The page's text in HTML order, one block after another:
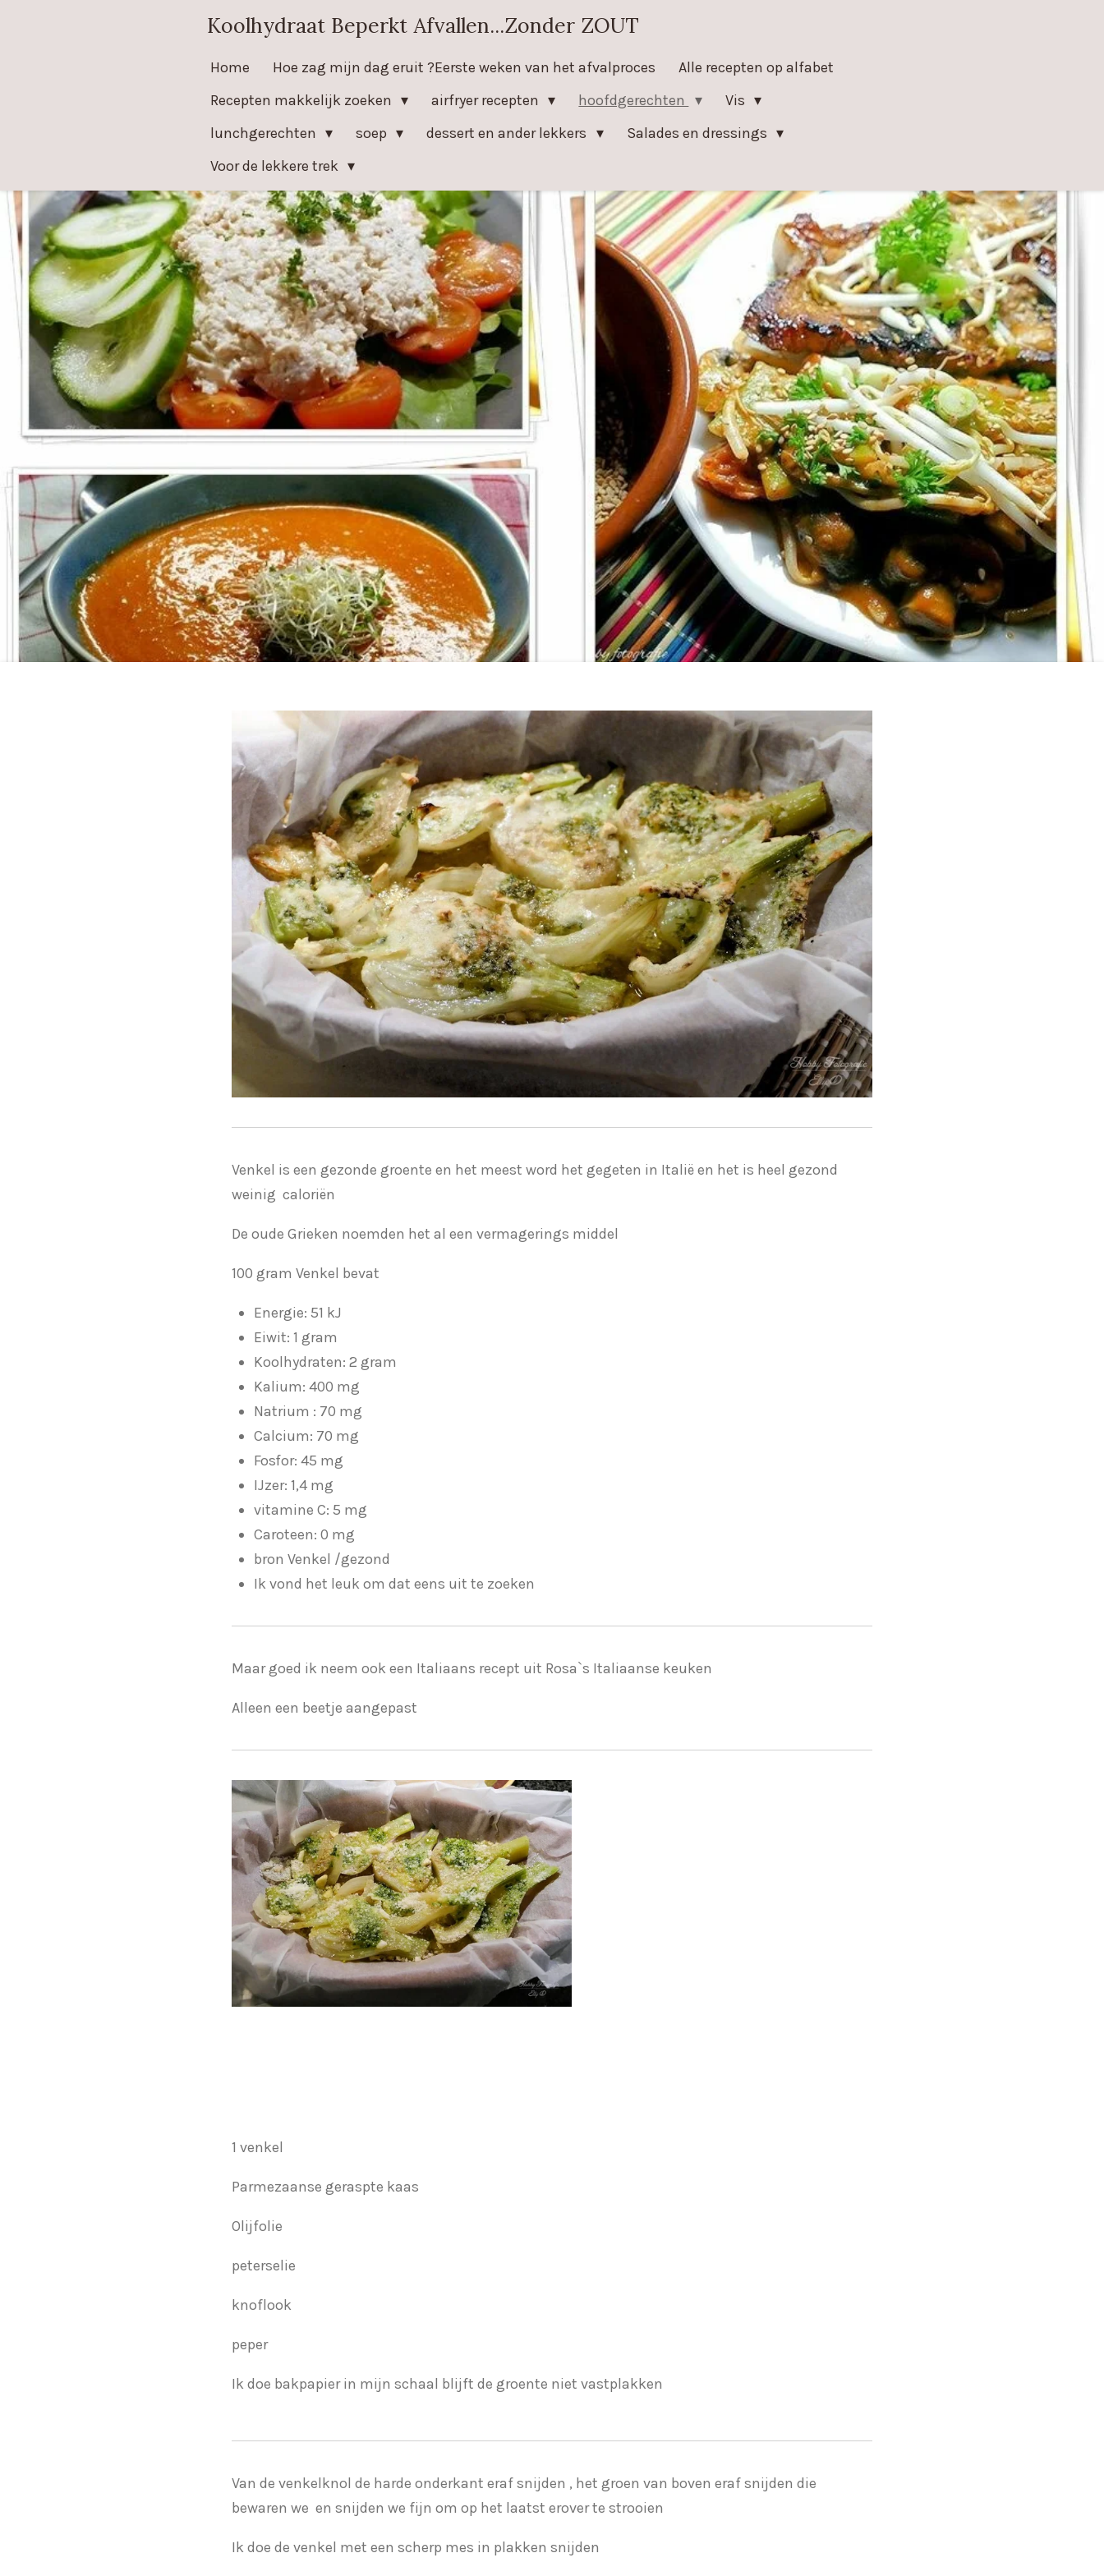
Koolhydraat Beperkt Afvallen...Zonder ZOUT
Home Hoe zag mijn dag eruit ?Eerste weken van het afvalproces
Alle recepten op alfabet
Recepten makkelijk zoeken
airfryer recepten hoofdgerechten
Vis
lunchgerechten
soep dessert en ander lekkers
Salades en dressings
Voor de lekkere trek
Venkel is een gezonde groente en het meest word het gegeten in Italië en het is heel gezond
weinig caloriën
De oude Grieken noemden het al een vermagerings middel
100 gram Venkel bevat
Energie: 51 kJ
Eiwit: 1 gram
Koolhydraten: 2 gram
Kalium: 400 mg
Natrium : 70 mg
Calcium: 70 mg
Fosfor: 45 mg
IJzer: 1,4 mg
vitamine C: 5 mg
Caroteen: 0 mg
bron Venkel /gezond
Ik vond het leuk om dat eens uit te zoeken
Maar goed ik neem ook een Italiaans recept uit Rosa`s Italiaanse keuken
Alleen een beetje aangepast
1 venkel
Parmezaanse geraspte kaas
Olijfolie
peterselie
knoflook
peper
Ik doe bakpapier in mijn schaal blijft de groente niet vastplakken
Van de venkelknol de harde onderkant eraf snijden , het groen van boven eraf snijden die
bewaren we en snijden we fijn om op het laatst erover te strooien
Ik doe de venkel met een scherp mes in plakken snijden